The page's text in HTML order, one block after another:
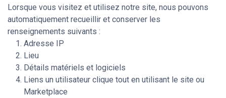
Lorsque vous visitez et utilisez notre site, nous pouvons
automatiquement recueillir et conserver les
renseignements suivants :
Adresse IP
Lieu
Détails matériels et logiciels
Liens un utilisateur clique tout en utilisant le site ou
Marketplace